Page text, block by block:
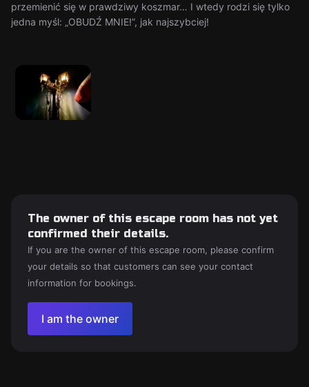
przemienić się w prawdziwy koszmar… I wtedy rodzi się tylko
jedna myśl: „OBUDŹ MNIE!”, jak najszybciej!
The owner of this escape room has not yet
confirmed their details.
If you are the owner of this escape room, please confirm
your details so that customers can see your contact
information for bookings.
I am the owner